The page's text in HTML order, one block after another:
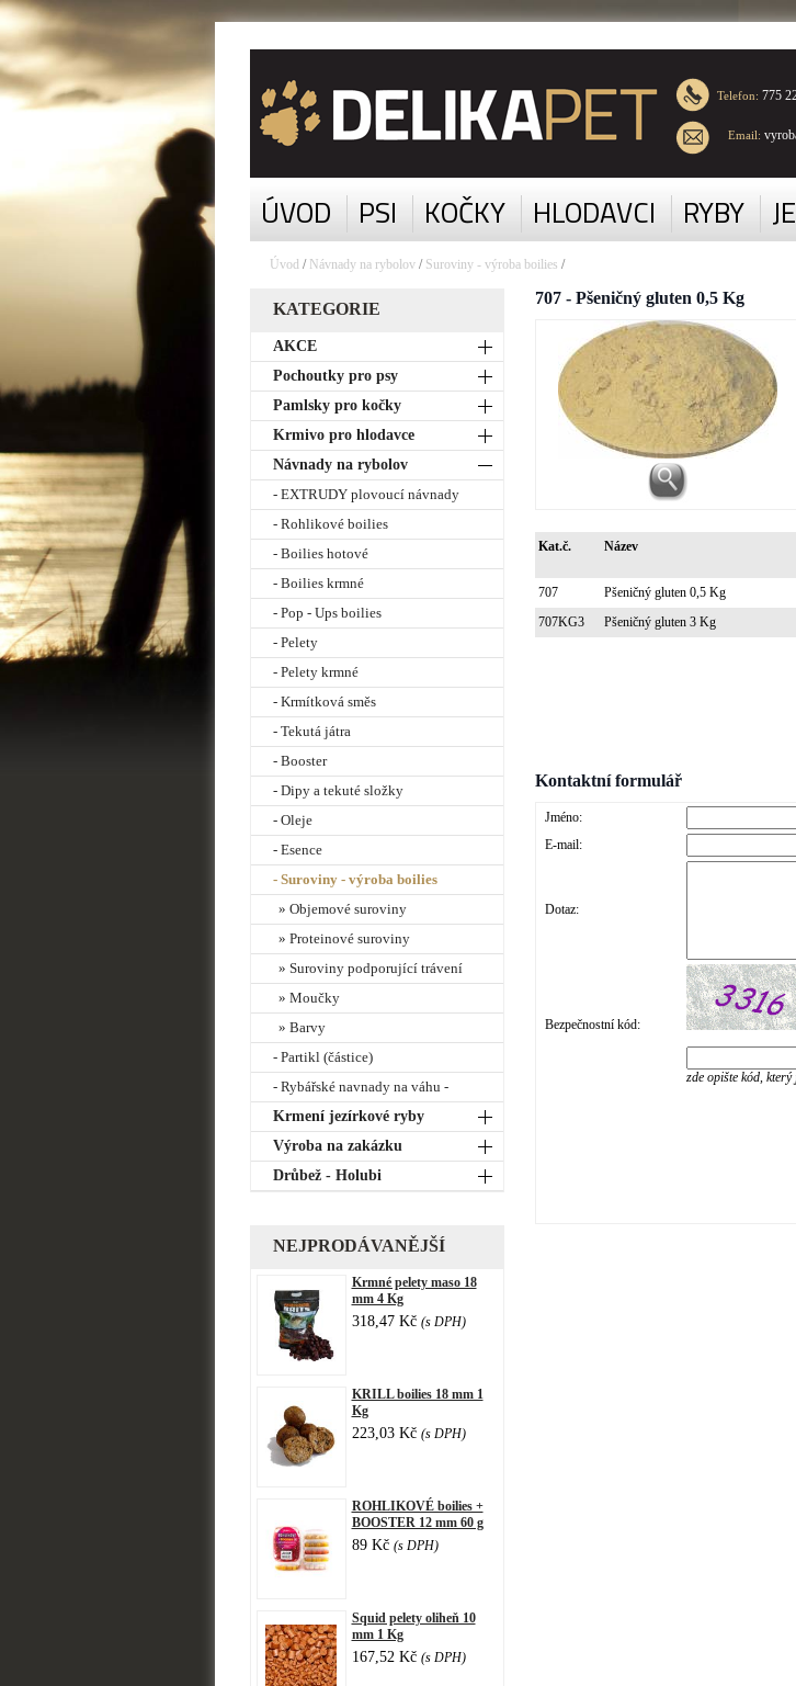
Telefon: 775
Email:
ÚVOD PSI KOČKY HLODAVCI RYBY
Úvod / Návnady na rybolov/ Suroviny - výroba boilies /
KATEGORIE
AKCE
Pochoutky pro psy
Pamlsky pro kočky
Krmivo pro hlodavce
Návnady na rybolov
- EXTRUDY plovoucí návnady
- Rohlikové boilies
- Boilies hotové
- Boilies krmné
- Pop - Ups boilies
- Pelety
- Pelety krmné
- Krmítková směs
- Tekutá játra
- Booster
- Dipy a tekuté složky
- Oleje
- Esence
- Suroviny - výroba boilies
» Objemové suroviny
» Proteinové suroviny
» Suroviny podporující trávení
» Moučky
» Barvy
- Partikl (částice)
- Rybářské navnady na váhu -
Krmení jezírkové ryby
Výroba na zakázku
Drůbež - Holubi
NEJPRODÁVANĚJŠÍ
Krmné pelety maso 18
mm 4 Kg
318,47 Kč (s DPH)
KRILL boilies 18 mm 1
Kg
223,03 Kč (s DPH)
ROHLIKOVÉ boilies +
BOOSTER 12 mm 60 g
89 Kč (s DPH)
Squid pelety oliheň 10
mm 1 Kg
167,52 Kč (s DPH)
707 - Pšeničný gluten 0,5 Kg
Kat.č. Název
707 Pšeničný gluten 0,5 Kg
707KG3
Pšeničný gluten 3 Kg
Kontaktní formulář
Jméno:
E-mail:
Dotaz:
Bezpečnostní kód:
zde opište kód,